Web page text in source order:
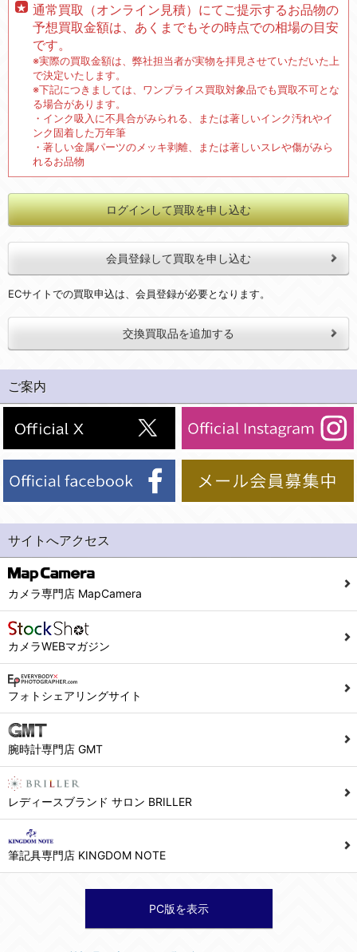
通常買取（オンライン見積）にてご提示するお品物の
予想買取金額は、あくまでもその時点での相場の目安
です。
※実際の買取金額は、弊社担当者が実物を拝見させていただいた上
で決定いたします。
※下記につきましては、ワンプライス買取対象品でも買取不可とな
る場合があります。
・インク吸入に不具合がみられる、または著しいインク汚れやイ
ンク固着した万年筆
・著しい金属パーツのメッキ剥離、または著しいスレや傷がみら
れるお品物
ログインして買取を申し込む
会員登録して買取を申し込む
ECサイトでの買取申込は、会員登録が必要となります。
交換買取品を追加する
ご案内
サイトへアクセス
カメラ専門店 MapCamera
カメラWEBマガジン
フォトシェアリングサイト
腕時計専門店 GMT
レディースブランド サロン BRILLER
筆記具専門店 KINGDOM NOTE
PC版を表示